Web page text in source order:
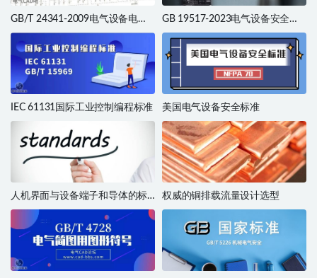
GB/T 24341-2009电气设备电气
图、图解和表的绘制标准
GB 19517-2023电气设备安全技
术规范
IEC 61131国际工业控制编程标准 美国电气设备安全标准
人机界面与设备端子和导体的标
识标准
权威的铜排载流量设计选型